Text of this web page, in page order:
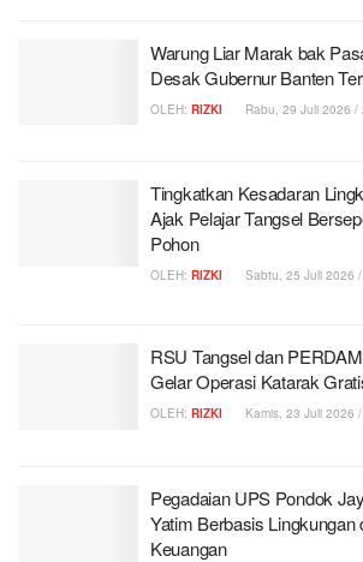
Warung Liar Marak bak
Desak Gubernur Banten
OLEH: RIZKI Rabu, 29 Juli 2026 /
Tingkatkan Kesadaran
Ajak Pelajar Tangsel
Pohon
OLEH: RIZKI Sabtu, 25 Juli 2026
RSU Tangsel dan
Gelar Operasi Katarak
OLEH: RIZKI Kamis, 23 Juli 2026
Pegadaian UPS Pondok
Yatim Berbasis Lingkungan
Keuangan